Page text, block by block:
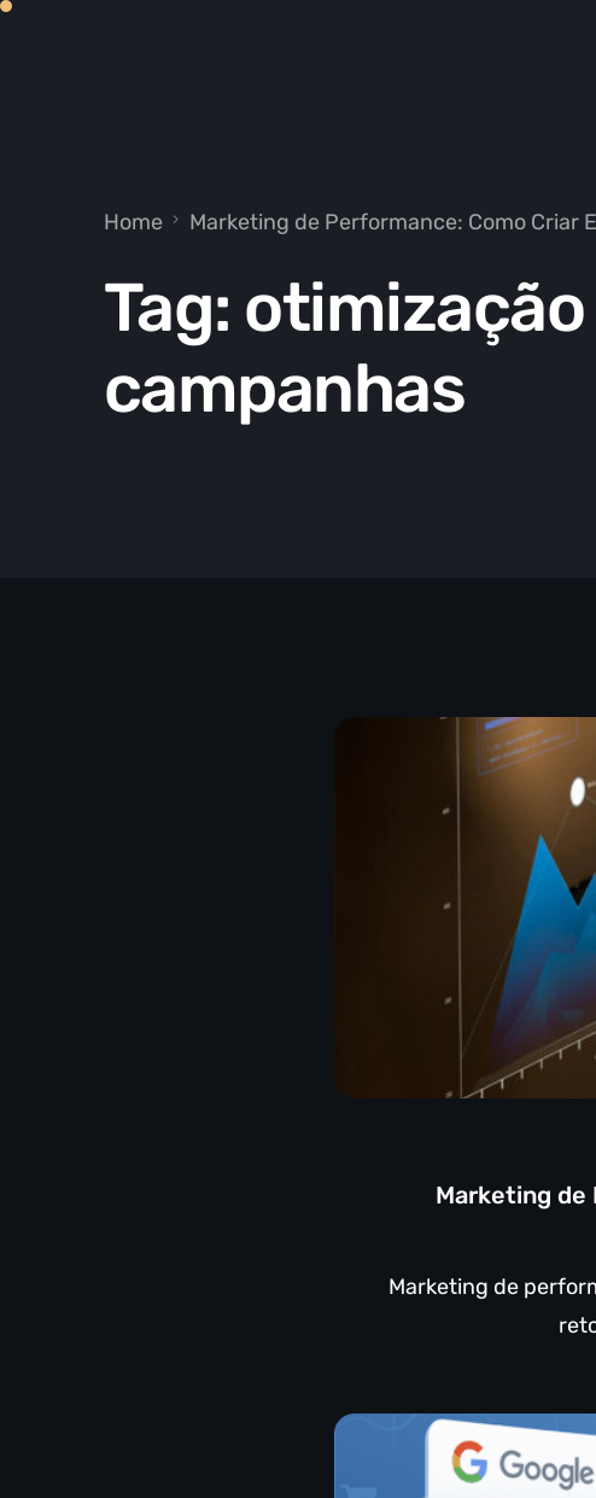
Home Marketing de Performance: Como Criar
Tag: otimização
campanhas
Marketing de
Marketing de